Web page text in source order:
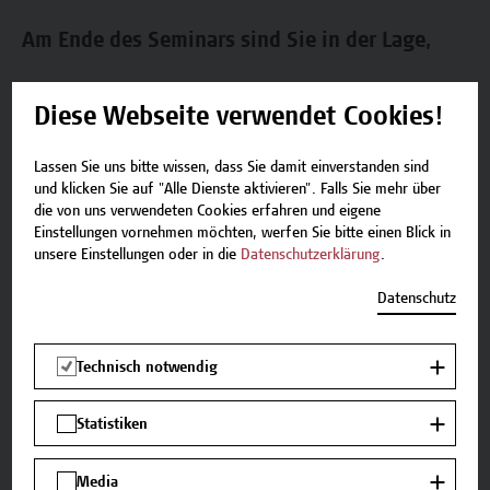
Am Ende des Seminars sind Sie in der Lage,
Anleitungsmodelle in der Praxisanleitung zu
Methoden zur systematischen Literaturrecherche
in wissenschaftlichen Datenbanken anzuwenden
und für Ihre berufliche Praxis einzusetzen.
zur studienbezogenen Qualitätssicherung
Lehr- und Lernmethoden
In diesem Seminar werden folgende Lehr- und
Lernmethoden eingesetzt: Darbietende Methoden mit
Diese Webseite verwendet Cookies!
Lassen Sie uns bitte wissen, dass Sie damit einverstanden sind
und klicken Sie auf "Alle Dienste aktivieren". Falls Sie mehr über
die von uns verwendeten Cookies erfahren und eigene
Einstellungen vornehmen möchten, werfen Sie bitte einen Blick in
unsere Einstellungen oder in die Datenschutzerklärung.
Datenschutz
Technisch notwendig
Statistiken
Media